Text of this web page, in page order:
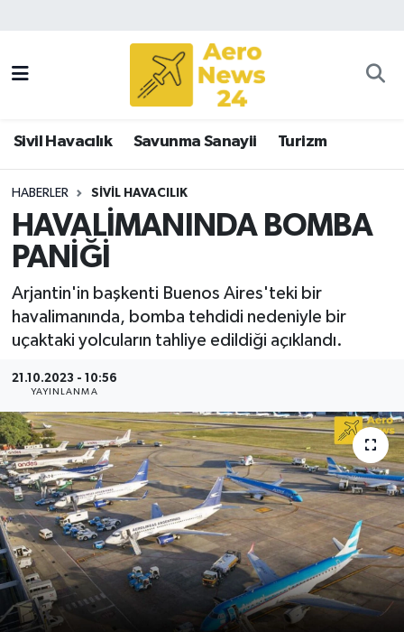
Sivil Havacılık Savunma Sanayii Turizm
HABERLER SIVIL HAVACILIK
HAVALİMANINDA BOMBA
PANİĞİ
Arjantin'in başkenti Buenos Aires'teki bir
havalimanında, bomba tehdidi nedeniyle bir
uçaktaki yolcuların tahliye edildiği açıklandı.
21.10.2023 - 10:56
YAYINLANMA